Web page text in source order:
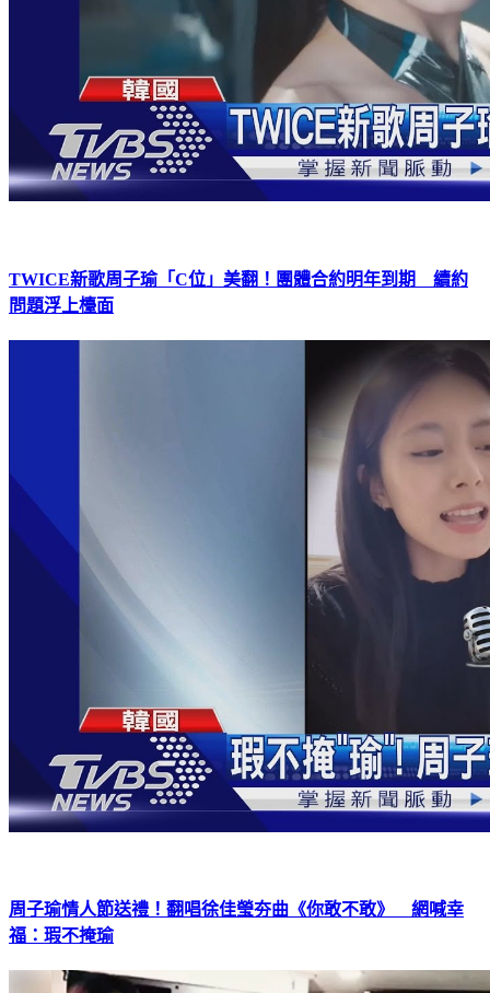
TWICE新歌周子瑜「C位」美翻！團體合約明年到期 續約
問題浮上檯面
周子瑜情人節送禮！翻唱徐佳瑩夯曲《你敢不敢》 網喊幸
福：瑕不掩瑜